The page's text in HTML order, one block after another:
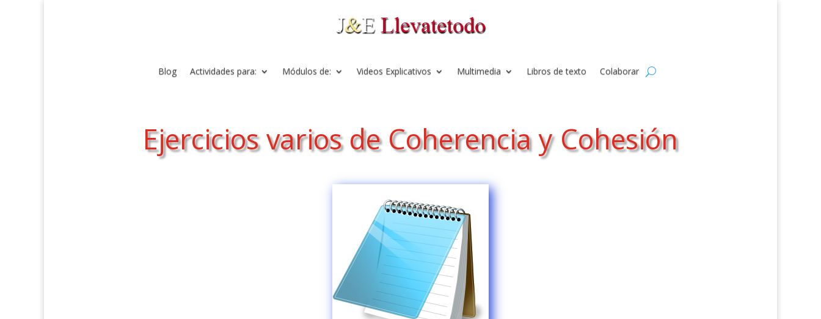
Blog Actividades para: Módulos de: Videos Explicativos Multimedia Libros de texto Colaborar
Ejercicios varios de Coherencia y Cohesión